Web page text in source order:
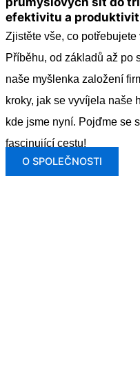
efektivitu a
Zjistěte vše, co
Příběhu, od základů až po
naše myšlenka založení
kroky, jak se vyvíjela naše
kde jsme nyní. Pojďme se
fascinující cestu!
O SPOLEČNOSTI